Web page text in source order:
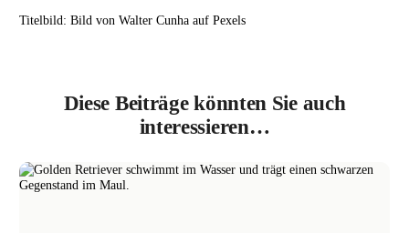
Titelbild: Bild von Walter Cunha auf Pexels
Diese Beiträge könnten Sie auch
interessieren…